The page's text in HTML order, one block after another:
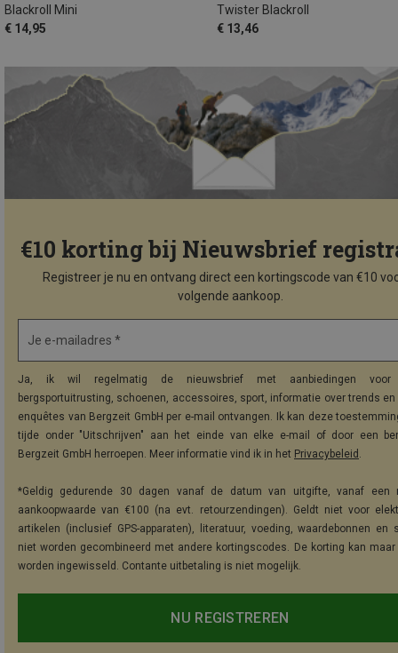
Blackroll Mini
€ 14,95
Twister Blackroll
€ 13,46
€10 korting bij Nieuwsbrief
Registreer je nu en ontvang direct een kortingscode van €10
volgende aankoop.
Je e-mailadres *
Ja, ik wil regelmatig de nieuwsbrief met aanbiedingen voor
bergsportuitrusting, schoenen, accessoires, sport, informatie over trends
enquêtes van Bergzeit GmbH per e-mail ontvangen. Ik kan deze
tijde onder "Uitschrijven" aan het einde van elke e-mail of door een
Bergzeit GmbH herroepen. Meer informatie vind ik in het Privacybeleid .
*Geldig gedurende 30 dagen vanaf de datum van uitgifte, vanaf een
aankoopwaarde van €100 (na evt. retourzendingen). Geldt niet voor
artikelen (inclusief GPS-apparaten), literatuur, voeding, waardebonnen en
niet worden gecombineerd met andere kortingscodes. De korting kan maar
worden ingewisseld. Contante uitbetaling is niet mogelijk.
NU REGISTREREN